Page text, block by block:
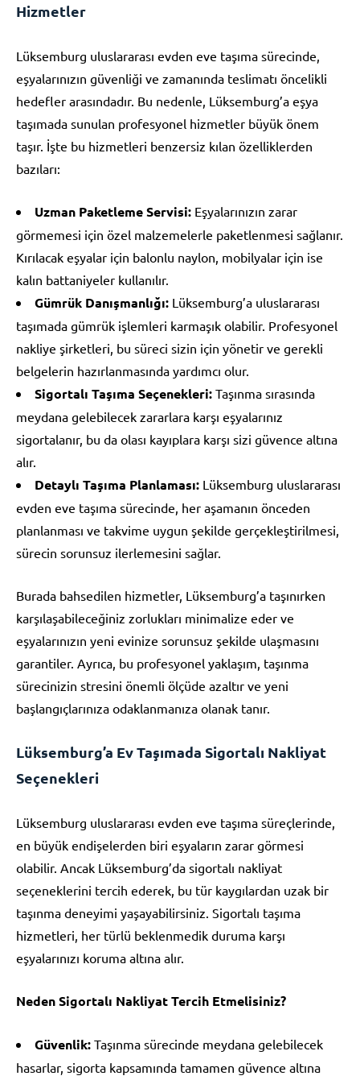
Hizmetler
Lüksemburg uluslararası evden eve taşıma sürecinde,
eşyalarınızın güvenliği ve zamanında teslimatı öncelikli
hedefler arasındadır. Bu nedenle, Lüksemburg’a eşya
taşımada sunulan profesyonel hizmetler büyük önem
taşır. İşte bu hizmetleri benzersiz kılan özelliklerden
bazıları:
Uzman Paketleme Servisi: Eşyalarınızın zarar
görmemesi için özel malzemelerle paketlenmesi sağlanır.
Kırılacak eşyalar için balonlu naylon, mobilyalar için ise
kalın battaniyeler kullanılır.
Gümrük Danışmanlığı: Lüksemburg’a uluslararası
taşımada gümrük işlemleri karmaşık olabilir. Profesyonel
nakliye şirketleri, bu süreci sizin için yönetir ve gerekli
belgelerin hazırlanmasında yardımcı olur.
Sigortalı Taşıma Seçenekleri: Taşınma sırasında
meydana gelebilecek zararlara karşı eşyalarınız
sigortalanır, bu da olası kayıplara karşı sizi güvence altına
alır.
Detaylı Taşıma Planlaması: Lüksemburg uluslararası
evden eve taşıma sürecinde, her aşamanın önceden
planlanması ve takvime uygun şekilde gerçekleştirilmesi,
sürecin sorunsuz ilerlemesini sağlar.
Burada bahsedilen hizmetler, Lüksemburg’a taşınırken
karşılaşabileceğiniz zorlukları minimalize eder ve
eşyalarınızın yeni evinize sorunsuz şekilde ulaşmasını
garantiler. Ayrıca, bu profesyonel yaklaşım, taşınma
sürecinizin stresini önemli ölçüde azaltır ve yeni
başlangıçlarınıza odaklanmanıza olanak tanır.
Lüksemburg’a Ev Taşımada Sigortalı Nakliyat
Seçenekleri
Lüksemburg uluslararası evden eve taşıma süreçlerinde,
en büyük endişelerden biri eşyaların zarar görmesi
olabilir. Ancak Lüksemburg’da sigortalı nakliyat
seçeneklerini tercih ederek, bu tür kaygılardan uzak bir
taşınma deneyimi yaşayabilirsiniz. Sigortalı taşıma
hizmetleri, her türlü beklenmedik duruma karşı
eşyalarınızı koruma altına alır.
Neden Sigortalı Nakliyat Tercih Etmelisiniz?
Güvenlik: Taşınma sürecinde meydana gelebilecek
hasarlar, sigorta kapsamında tamamen güvence altına